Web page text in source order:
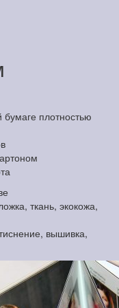
плотностью
ткань, экокожа,
вышивка,